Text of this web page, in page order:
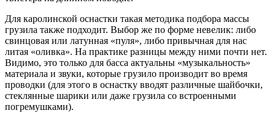
Для каролинской оснастки такая методика подбора массы
грузила также подходит. Выбор же по форме невелик: либо
свинцовая или латунная «пуля», либо привычная для нас
литая «оливка». На практике разницы между ними почти нет.
Видимо, это только для басса актуальны «музыкальность»
материала и звуки, которые грузило производит во время
проводки (для этого в оснастку вводят различные шайбочки,
стеклянные шарики или даже грузила со встроенными
погремушками).